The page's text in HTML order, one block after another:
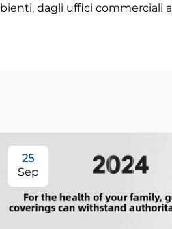
dagli uffici commerciali
25
Sep